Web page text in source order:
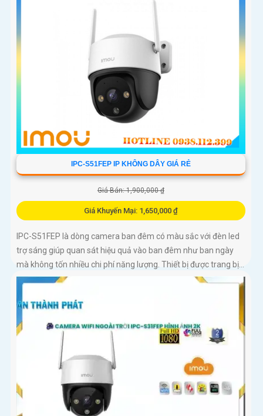
IPC-S51FEP IP KHÔNG DÂY GIÁ RẺ
Giá Bán: 1,900,000 ₫
Giá Khuyến Mại: 1,650,000 ₫
IPC-S51FEP là dòng camera ban đêm có màu sắc với đèn led
trợ sáng giúp quan sát hiệu quả vào ban đêm như ban ngày
mà không tốn nhiều chi phí năng lượng. Thiết bị được trang bị...